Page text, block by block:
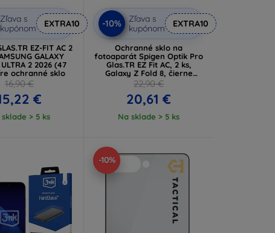
Zľava s
kupónom
EXTRA10
EZ-FIT AC 2
GALAXY
ULTRA 2 2026 (47
ochranné sklo
16,90 €
€
sklade > 5 ks
-10%
Zľava s
kupónom
EXTRA10
Ochranné sklo na
fotoaparát Spigen Optik Pro
Glas.TR EZ Fit AC, 2 ks,
Galaxy Z Fold 8, čierne
(AGL11944)
22,90 €
20,61 €
Na sklade > 5 ks
-10%